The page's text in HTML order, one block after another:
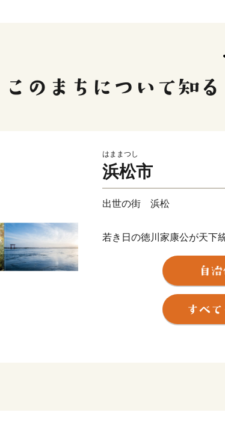
はままつし
浜松市
出世の街 浜松
若き日の徳川家康公が天下
野忠邦など歴代城主の多く
近代では、世界的な研究
か、世界に名高い多くの企
浜松市は東京と大阪のほ